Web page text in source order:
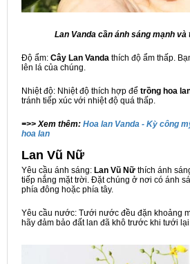
Lan Vanda cần ánh sáng mạnh
Độ ẩm: Cây Lan Vanda thích độ ẩm thấp.
lên lá của chúng.
Nhiệt độ: Nhiệt độ thích hợp để trồng hoa
tránh tiếp xúc với nhiệt độ quá thấp.
=>> Xem thêm: Hoa lan Vanda - Kỳ công
hoa lan
Lan Vũ Nữ
Yêu cầu ánh sáng: Lan Vũ Nữ thích ánh
tiếp nắng mặt trời. Đặt chúng ở nơi có ánh
phía đông hoặc phía tây.
Yêu cầu nước: Tưới nước đều đặn khoảng
hãy đảm bảo đất lan đã khô trước khi tưới